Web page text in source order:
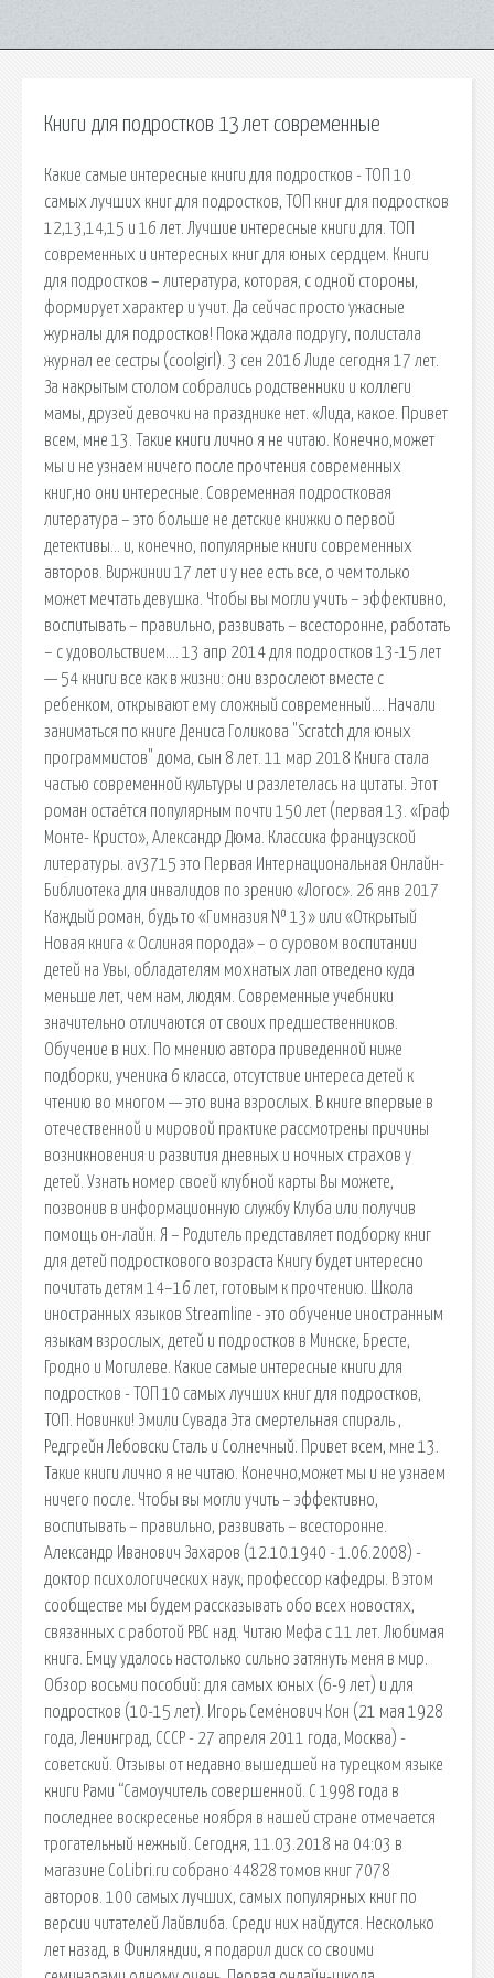
Книги для подростков 13 лет современные
Какие самые интересные книги для подростков - ТОП 10
самых лучших книг для подростков, ТОП книг для подростков
12,13,14,15 и 16 лет. Лучшие интересные книги для. ТОП
современных и интересных книг для юных сердцем. Книги
для подростков – литература, которая, с одной стороны,
формирует характер и учит. Да сейчас просто ужасные
журналы для подростков! Пока ждала подругу, полистала
журнал ее сестры (coolgirl). 3 сен 2016 Лиде сегодня 17 лет.
За накрытым столом собрались родственники и коллеги
мамы, друзей девочки на празднике нет. «Лида, какое. Привет
всем, мне 13. Такие книги лично я не читаю. Конечно,может
мы и не узнаем ничего после прочтения современных
книг,но они интересные. Современная подростковая
литература – это больше не детские книжки о первой
детективы… и, конечно, популярные книги современных
авторов. Виржинии 17 лет и у нее есть все, о чем только
может мечтать девушка. Чтобы вы могли учить – эффективно,
воспитывать – правильно, развивать – всесторонне, работать
– с удовольствием…. 13 апр 2014 для подростков 13-15 лет
— 54 книги все как в жизни: они взрослеют вместе с
ребенком, открывают ему сложный современный…. Начали
заниматься по книге Дениса Голикова "Scratch для юных
программистов" дома, сын 8 лет. 11 мар 2018 Книга стала
частью современной культуры и разлетелась на цитаты. Этот
роман остаётся популярным почти 150 лет (первая 13. «Граф
Монте- Кристо», Александр Дюма. Классика французской
литературы. av3715 это Первая Интернациональная Онлайн-
Библиотека для инвалидов по зрению «Логос». 26 янв 2017
Каждый роман, будь то «Гимназия № 13» или «Открытый
Новая книга « Ослиная порода» – о суровом воспитании
детей на Увы, обладателям мохнатых лап отведено куда
меньше лет, чем нам, людям. Современные учебники
значительно отличаются от своих предшественников.
Обучение в них. По мнению автора приведенной ниже
подборки, ученика 6 класса, отсутствие интереса детей к
чтению во многом — это вина взрослых. В книге впервые в
отечественной и мировой практике рассмотрены причины
возникновения и развития дневных и ночных страхов у
детей. Узнать номер своей клубной карты Вы можете,
позвонив в информационную службу Клуба или получив
помощь он-лайн. Я – Родитель представляет подборку книг
для детей подросткового возраста Книгу будет интересно
почитать детям 14–16 лет, готовым к прочтению. Школа
иностранных языков Streamline - это обучение иностранным
языкам взрослых, детей и подростков в Минске, Бресте,
Гродно и Могилеве. Какие самые интересные книги для
подростков - ТОП 10 самых лучших книг для подростков,
ТОП. Новинки! Эмили Сувада Эта смертельная спираль ,
Редгрейн Лебовски Сталь и Солнечный. Привет всем, мне 13.
Такие книги лично я не читаю. Конечно,может мы и не узнаем
ничего после. Чтобы вы могли учить – эффективно,
воспитывать – правильно, развивать – всесторонне.
Александр Иванович Захаров (12.10.1940 - 1.06.2008) -
доктор психологических наук, профессор кафедры. В этом
сообществе мы будем рассказывать обо всех новостях,
связанных с работой РВС над. Читаю Мефа с 11 лет. Любимая
книга. Емцу удалось настолько сильно затянуть меня в мир.
Обзор восьми пособий: для самых юных (6-9 лет) и для
подростков (10-15 лет). Игорь Семёнович Кон (21 мая 1928
года, Ленинград, СССР - 27 апреля 2011 года, Москва) -
советский. Отзывы от недавно вышедшей на турецком языке
книги Рами “Самоучитель совершенной. С 1998 года в
последнее воскресенье ноября в нашей стране отмечается
трогательный нежный. Сегодня, 11.03.2018 на 04:03 в
магазине CoLibri.ru собрано 44828 томов книг 7078
авторов. 100 самых лучших, самых популярных книг по
версии читателей Лайвлиба. Среди них найдутся. Несколько
лет назад, в Финляндии, я подарил диск со своими